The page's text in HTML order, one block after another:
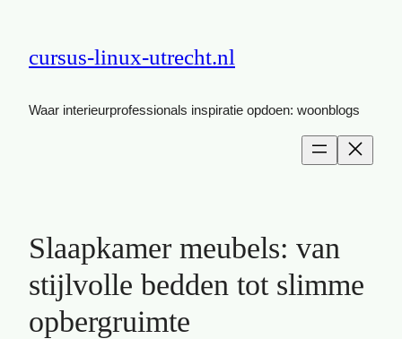
cursus-linux-utrecht.nl
Waar interieurprofessionals inspiratie opdoen: woonblogs
Slaapkamer meubels: van
stijlvolle bedden tot slimme
opbergruimte